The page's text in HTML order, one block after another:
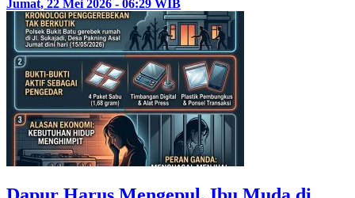
Jumat, 22 Mei 2026 - 06:29 WIB